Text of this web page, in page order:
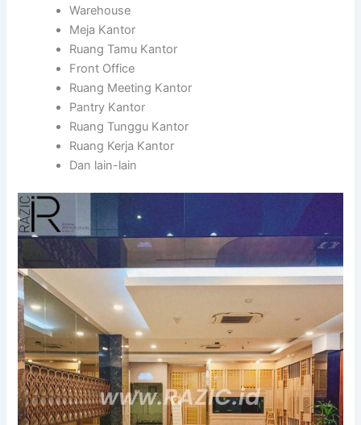
Warehouse
Meja Kantor
Ruang Tamu Kantor
Front Office
Ruang Meeting Kantor
Pantry Kantor
Ruang Tunggu Kantor
Ruang Kerja Kantor
Dan lain-lain